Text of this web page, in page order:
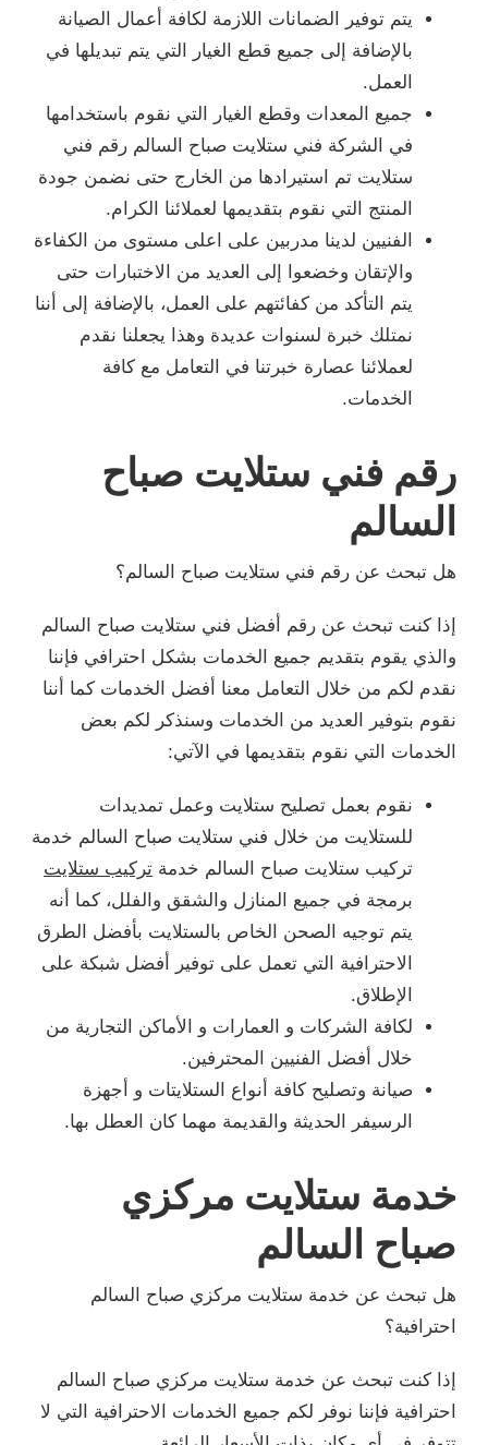
يتم توفير الضمانات اللازمة لكافة أعمال الصيانة
بالإضافة إلى جميع قطع الغيار التي يتم تبديلها في
العمل.
جميع المعدات وقطع الغيار التي نقوم باستخدامها
في الشركة فني ستلايت صباح السالم رقم فني
ستلايت تم استيرادها من الخارج حتى نضمن جودة
المنتج التي نقوم بتقديمها لعملائنا الكرام.
الفنيين لدينا مدربين على اعلى مستوى من الكفاءة
والإتقان وخضعوا إلى العديد من الاختبارات حتى
يتم التأكد من كفائتهم على العمل، بالإضافة إلى أننا
نمتلك خبرة لسنوات عديدة وهذا يجعلنا نقدم
لعملائنا عصارة خبرتنا في التعامل مع كافة
الخدمات.
رقم فني ستلايت صباح
السالم
هل تبحث عن رقم فني ستلايت صباح السالم؟
إذا كنت تبحث عن رقم أفضل فني ستلايت صباح السالم
والذي يقوم بتقديم جميع الخدمات بشكل احترافي فإننا
نقدم لكم من خلال التعامل معنا أفضل الخدمات كما أننا
نقوم بتوفير العديد من الخدمات وسنذكر لكم بعض
الخدمات التي نقوم بتقديمها في الآتي:
نقوم بعمل تصليح ستلايت وعمل تمديدات
للستلايت من خلال فني ستلايت صباح السالم خدمة
تركيب ستلايت صباح السالم خدمة تركيب ستلايت
برمجة في جميع المنازل والشقق والفلل، كما أنه
يتم توجيه الصحن الخاص بالستلايت بأفضل الطرق
الاحترافية التي تعمل على توفير أفضل شبكة على
الإطلاق.
لكافة الشركات و العمارات و الأماكن التجارية من
خلال أفضل الفنيين المحترفين.
صيانة وتصليح كافة أنواع الستلايتات و أجهزة
الرسيفر الحديثة والقديمة مهما كان العطل بها.
خدمة ستلايت مركزي
صباح السالم
هل تبحث عن خدمة ستلايت مركزي صباح السالم
احترافية؟
إذا كنت تبحث عن خدمة ستلايت مركزي صباح السالم
احترافية فإننا نوفر لكم جميع الخدمات الاحترافية التي لا